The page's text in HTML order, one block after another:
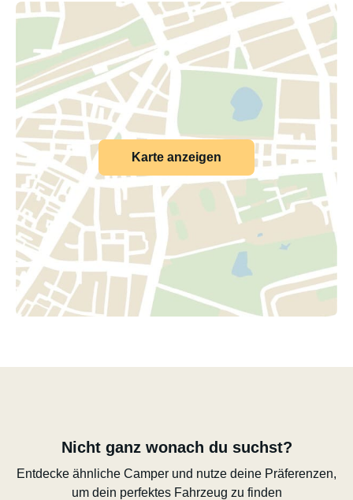
Karte anzeigen
Nicht ganz wonach du suchst?
Entdecke ähnliche Camper und nutze deine Präferenzen,
um dein perfektes Fahrzeug zu finden